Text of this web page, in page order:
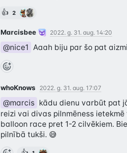
👍 2
Marcisbee 2022. g. 31. aug. 14:20
@nice1 Aaah biju par šo pat
whoKnows 2022. g. 31. aug. 17:07
@marcis kādu dienu varbūt pat
reizi vai divas pilnmēness
balloon race pret 1-2 cilvēkiem.
pilnībā tukši. 😅